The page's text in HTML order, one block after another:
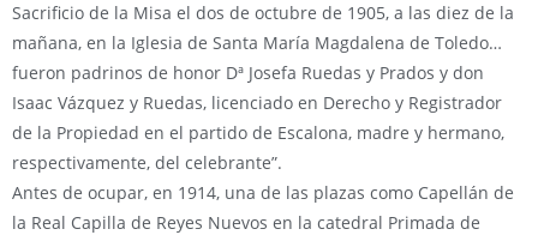
Sacrificio de la Misa el dos de octubre de 1905, a las diez de la
mañana, en la Iglesia de Santa María Magdalena de Toledo…
fueron padrinos de honor Dª Josefa Ruedas y Prados y don
Isaac Vázquez y Ruedas, licenciado en Derecho y Registrador
de la Propiedad en el partido de Escalona, madre y hermano,
respectivamente, del celebrante”.
Antes de ocupar, en 1914, una de las plazas como Capellán de
la Real Capilla de Reyes Nuevos en la catedral Primada de